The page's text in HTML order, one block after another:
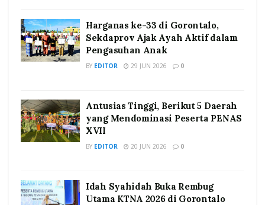
Harganas ke-33 di Gorontalo,
Sekdaprov Ajak Ayah Aktif dalam
Pengasuhan Anak
BY EDITOR 29 JUN 2026 0
Antusias Tinggi, Berikut 5 Daerah
yang Mendominasi Peserta PENAS
XVII
BY EDITOR 20 JUN 2026 0
Idah Syahidah Buka Rembug
Utama KTNA 2026 di Gorontalo